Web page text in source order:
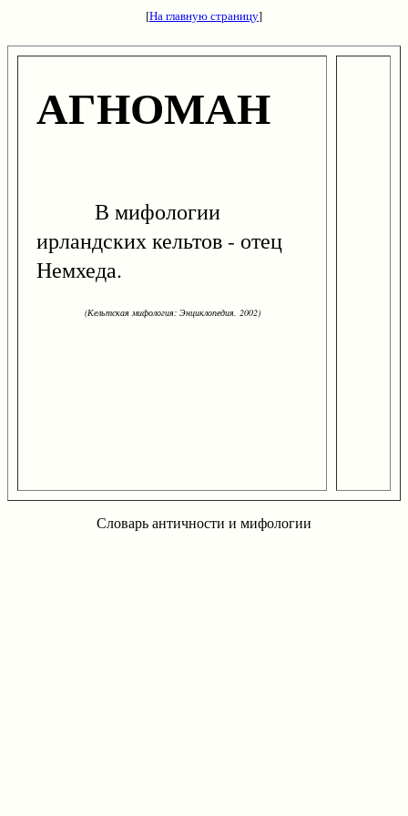
[На главную страницу]
АГНОМАН
В мифологии
ирландских кельтов - отец
Немхеда.
(Кельтская мифология: Энциклопедия. 2002)
Словарь античности и мифологии